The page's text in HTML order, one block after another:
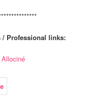
/ Professional links:
Allociné